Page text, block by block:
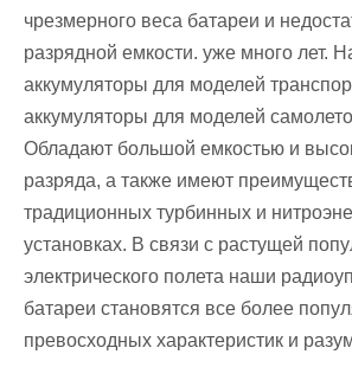
чрезмерного веса батареи и
разрядной емкости. уже много лет.
аккумуляторы для моделей
аккумуляторы для моделей
Обладают большой емкостью и
разряда, а также имеют
традиционных турбинных и
установках. В связи с растущей
электрического полета наши
батареи становятся все более
превосходных характеристик и